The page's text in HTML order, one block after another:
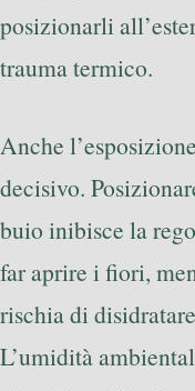
posizionarli
trauma termico.
Anche
decisivo.
buio inibisce la
far aprire i fiori,
rischia di
L’umidità